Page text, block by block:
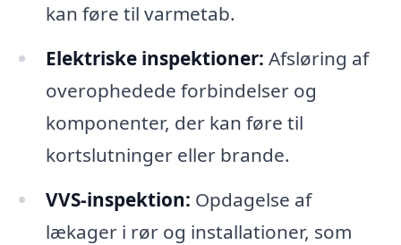
kan føre til varmetab.
Elektriske inspektioner: Afsløring af
overophedede forbindelser og
komponenter, der kan føre til
kortslutninger eller brande.
VVS-inspektion: Opdagelse af
lækager i rør og installationer, som